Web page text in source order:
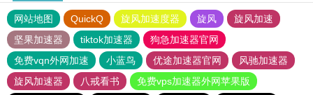
网站地图 QuickQ 旋风加速度器 旋风
旋风加速
坚果加速器
tiktok加速器
狗急加速器官网
免费vqn外网加速
小蓝鸟 优途加速器官网
风驰加速器
旋风加速器
八戒看书
免费vps加速器外网苹果版